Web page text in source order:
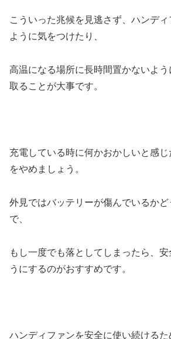
こういった兆候を見逃さず、ハンデ
ように気をつけたり、
高温になる場所に長時間置かないよ
取ることが大事です。
充電している時に何かおかしいと感
をやめましょう。
外見ではバッテリーが傷んでいるか
で、
もし一度でも落としてしまったら、
うにするのがおすすめです。
ハンディファンを安全に使い続ける